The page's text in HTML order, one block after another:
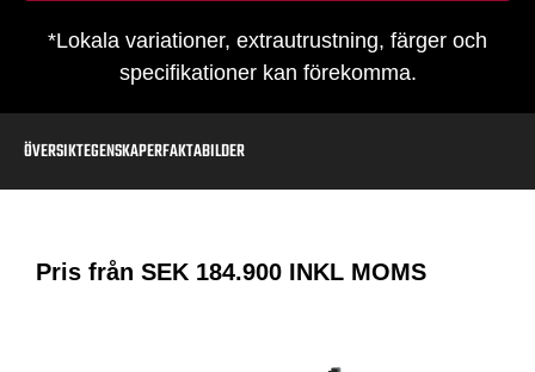
*Lokala variationer, extrautrustning, färger och
specifikationer kan förekomma.
ÖVERSIKTEGENSKAPERFAKTABILDER
Pris från SEK 184.900 INKL MOMS